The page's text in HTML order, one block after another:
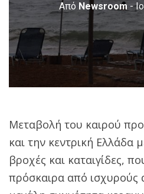
Από Newsroom -
Μεταβολή του καιρού
και την κεντρική Ελλάδα
βροχές και καταιγίδες,
πρόσκαιρα από ισχυρούς